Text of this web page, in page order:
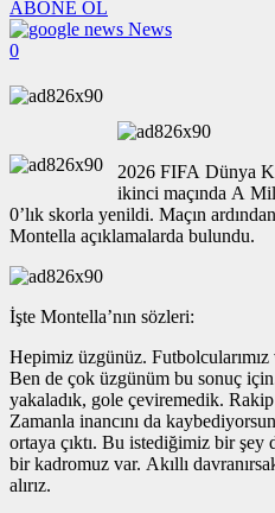
ABONE OL
News
0
2026 FIFA Dünya
ikinci maçında A
0’lık skorla yenildi. Maçın
Montella açıklamalarda bulundu.
İşte Montella’nın sözleri:
Hepimiz üzgünüz.
Ben de çok üzgünüm bu sonuç
yakaladık, gole çeviremedik.
Zamanla inancını da
ortaya çıktı. Bu istediğimiz bir şey
bir kadromuz var. Akıllı
alırız.